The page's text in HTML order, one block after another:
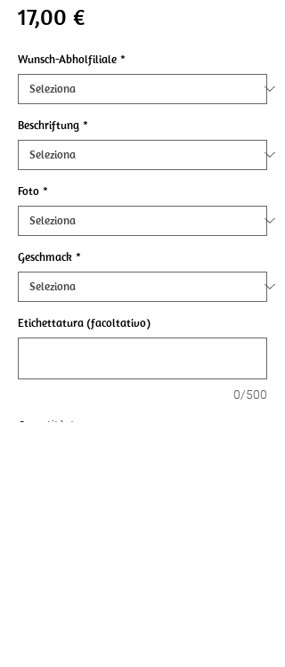
17,00 €
Wunsch-Abholfiliale *
Beschriftung *
Foto *
Geschmack *
Etichettatura (facoltativo)
0/500
Quantità *